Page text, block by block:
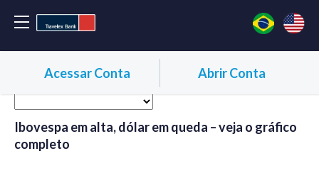
Acessar Conta Abrir Conta
Ibovespa em alta, dólar em queda – veja o gráfico
completo